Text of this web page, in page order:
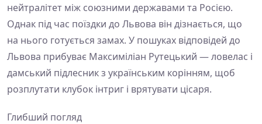
нейтралітет між союзними державами та Росією.
Однак під час поїздки до Львова він дізнається, що
на нього готується замах. У пошуках відповідей до
Львова прибуває Максиміліан Рутецький — ловелас і
дамський підлесник з українським корінням, щоб
розплутати клубок інтриг і врятувати цісаря.
Глибший погляд